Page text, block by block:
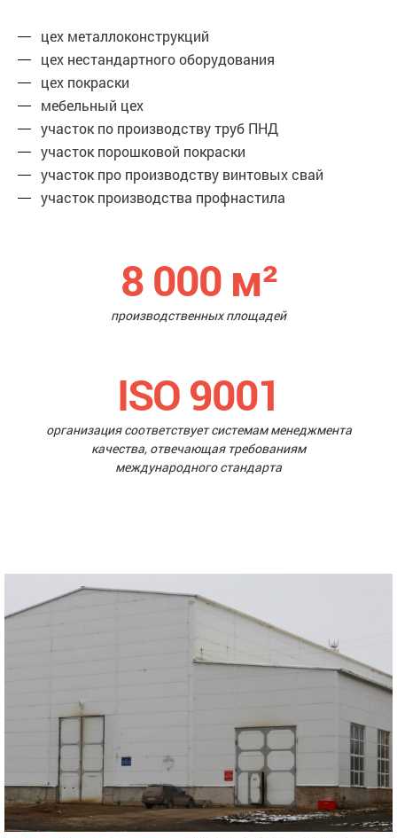
цех металлоконструкций
цех нестандартного оборудования
цех покраски
мебельный цех
участок по производству труб ПНД
участок порошковой покраски
участок про производству винтовых свай
участок производства профнастила
8 000 м²
производственных площадей
ISO 9001
организация соответствует системам менеджмента
качества, отвечающая требованиям
международного стандарта